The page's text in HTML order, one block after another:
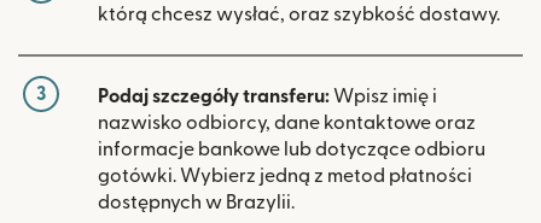
którą chcesz wysłać, oraz szybkość dostawy.
3 Podaj szczegóły transferu: Wpisz imię i
nazwisko odbiorcy, dane kontaktowe oraz
informacje bankowe lub dotyczące odbioru
gotówki. Wybierz jedną z metod płatności
dostępnych w Brazylii.